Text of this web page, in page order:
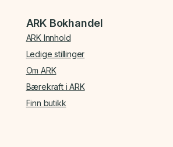
ARK Bokhandel
ARK Innhold
Ledige stillinger
Om ARK
Bærekraft i ARK
Finn butikk